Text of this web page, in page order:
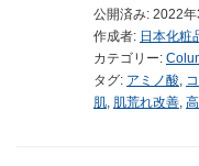
公開済み: 2022
作成者: 日本化
カテゴリー:
タグ: アミノ酸
肌 肌荒れ改善